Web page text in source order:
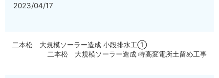
2023/04/17
二本松 大規模ソーラー造成 小段排水工①
二本松 大規模ソーラー造成 特高変電所土留め工事